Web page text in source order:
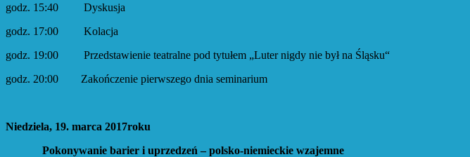
godz. 15:40 Dyskusja
godz. 17:00 Kolacja
godz. 19:00 Przedstawienie teatralne pod tytułem „Luter nigdy nie był na Śląsku“
godz. 20:00 Zakończenie pierwszego dnia seminarium
Niedziela, 19. marca 2017roku
Pokonywanie barier i uprzedzeń – polsko-niemieckie wzajemne